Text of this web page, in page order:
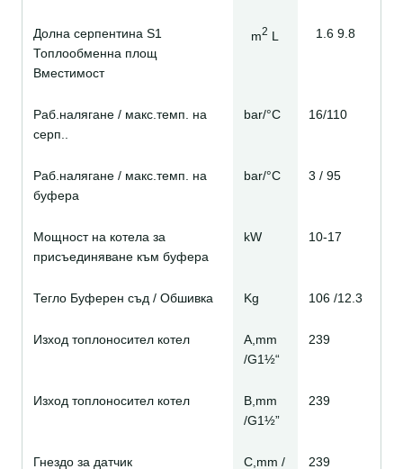
Долна серпентина S1
Топлообменна площ
Вместимост
m2 L 1.6 9.8
Раб.налягане / макс.темп. на
серп..
bar/°C 16/110
Раб.налягане / макс.темп. на
буфера
bar/°C 3 / 95
Мощност на котела за
присъединяване към буфера
kW 10-17
Тегло Буферен съд / Обшивка Kg 106 /12.3
Изход топлоносител котел
A,mm
/G1½“
239
Изход топлоносител котел
B,mm
/G1½”
239
Гнездо за датчик C,mm / 239